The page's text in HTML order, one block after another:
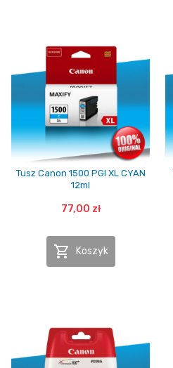
Tusz Canon 1500 PGI XL CYAN
12ml
77,00 zł
 Koszyk